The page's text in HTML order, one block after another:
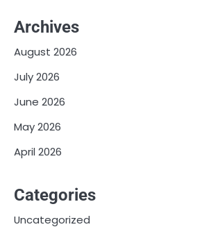
Archives
August 2026
July 2026
June 2026
May 2026
April 2026
Categories
Uncategorized